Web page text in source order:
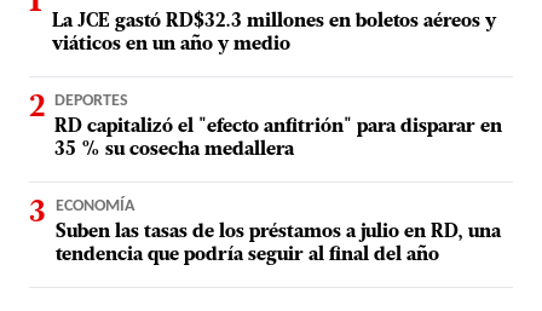
La JCE gastó RD$32.3 millones en boletos aéreos y
viáticos en un año y medio
DEPORTES
RD capitalizó el "efecto anfitrión" para disparar en
35 % su cosecha medallera
ECONOMÍA
Suben las tasas de los préstamos a julio en RD, una
tendencia que podría seguir al final del año